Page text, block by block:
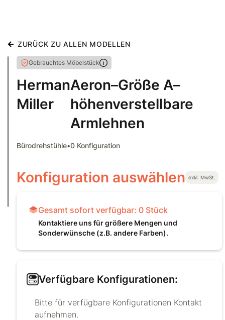
ZURÜCK ZU ALLEN MODELLEN
Gebrauchtes Möbelstück
Herman
Miller
Aeron–Größe A–
höhenverstellbare
Armlehnen
Bürodrehstühle•0 Konfiguration
Konfiguration auswählen exkl. MwSt.
Gesamt sofort verfügbar: 0 Stück
Kontaktiere uns für größere Mengen und
Sonderwünsche (z.B. andere Farben).
Verfügbare Konfigurationen:
Bitte für verfügbare Konfigurationen Kontakt
aufnehmen.